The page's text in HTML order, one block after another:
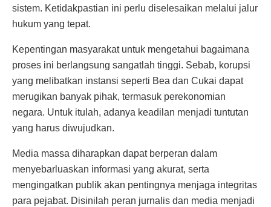
sistem. Ketidakpastian ini perlu diselesaikan melalui jalur
hukum yang tepat.
Kepentingan masyarakat untuk mengetahui bagaimana
proses ini berlangsung sangatlah tinggi. Sebab, korupsi
yang melibatkan instansi seperti Bea dan Cukai dapat
merugikan banyak pihak, termasuk perekonomian
negara. Untuk itulah, adanya keadilan menjadi tuntutan
yang harus diwujudkan.
Media massa diharapkan dapat berperan dalam
menyebarluaskan informasi yang akurat, serta
mengingatkan publik akan pentingnya menjaga integritas
para pejabat. Disinilah peran jurnalis dan media menjadi